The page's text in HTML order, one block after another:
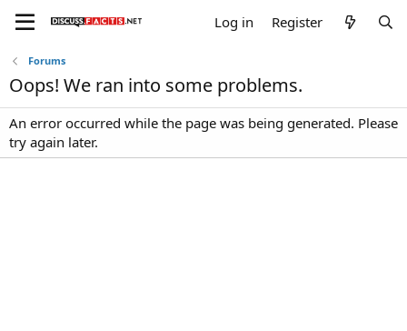
Log in Register
Forums
Oops! We ran into some problems.
An error occurred while the page was being generated. Please
try again later.